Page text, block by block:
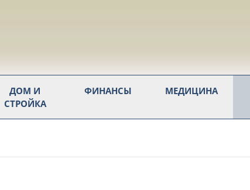
ДОМ И
СТРОЙКА
ФИНАНСЫ МЕДИЦИНА